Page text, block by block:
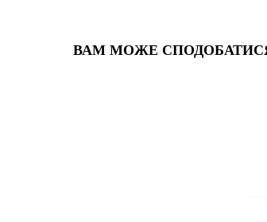
ВАМ МОЖЕ